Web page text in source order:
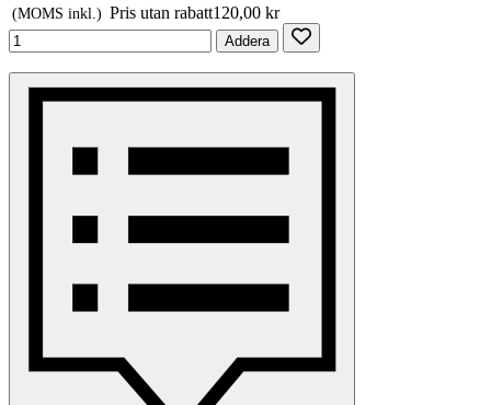
(MOMS inkl.) Pris utan rabatt120,00 kr
Addera